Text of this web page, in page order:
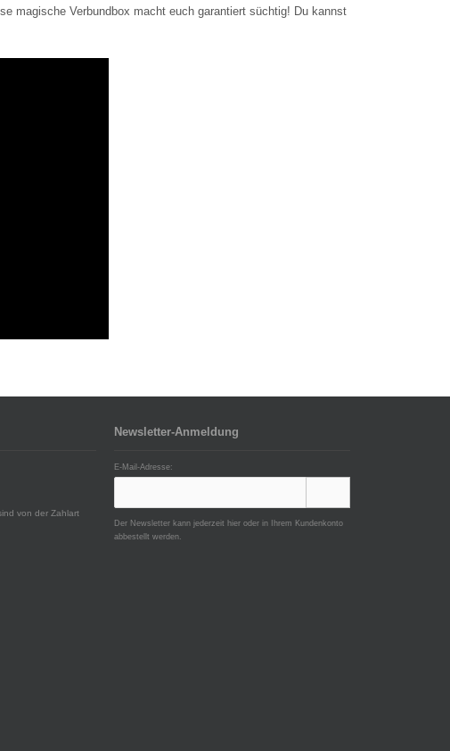
magische Verbundbox macht euch garantiert süchtig! Du kannst
von der Zahlart
Newsletter-Anmeldung
E-Mail-Adresse:
Der Newsletter kann jederzeit hier oder in Ihrem Kundenkonto
abbestellt werden.